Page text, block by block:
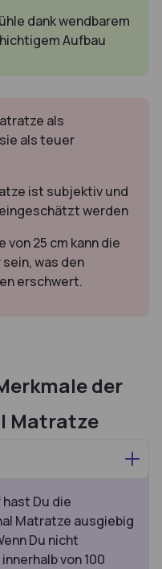
dank wendbarem
Aufbau
als
als teuer
ist subjektiv und
werden
von 25 cm kann die
was den
erschwert.
der
Matratze
Du die
Matratze ausgiebig
Du nicht
von 100